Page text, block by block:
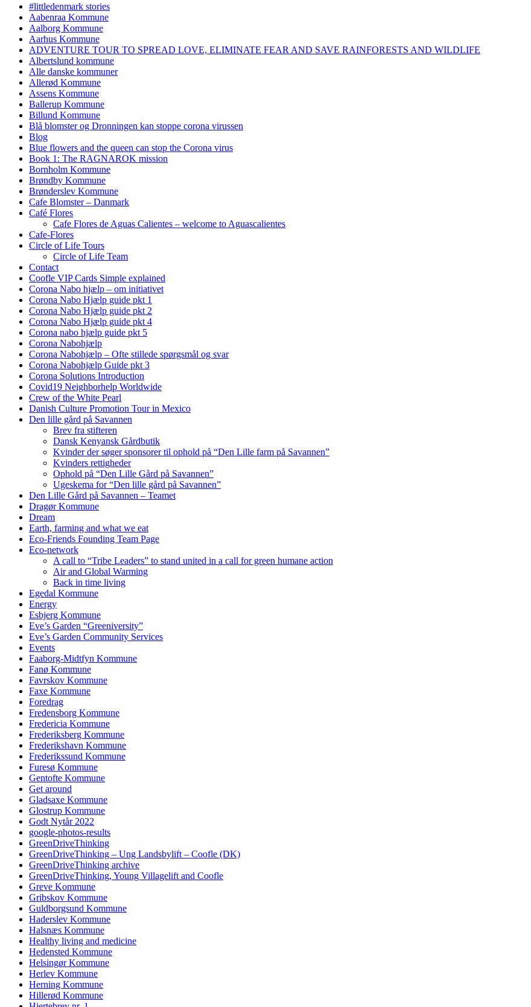
#littledenmark stories
Aabenraa Kommune
Aalborg Kommune
Aarhus Kommune
ADVENTURE TOUR TO SPREAD LOVE, ELIMINATE FEAR AND SAVE RAINFORESTS AND WILDLIFE
Albertslund kommune
Alle danske kommuner
Allerød Kommune
Assens Kommune
Ballerup Kommune
Billund Kommune
Blå blomster og Dronningen kan stoppe corona virussen
Blog
Blue flowers and the queen can stop the Corona virus
Book 1: The RAGNAROK mission
Bornholm Kommune
Brøndby Kommune
Brønderslev Kommune
Cafe Blomster – Danmark
Café Flores
Cafe Flores de Aguas Calientes – welcome to Aguascalientes
Cafe-Flores
Circle of Life Tours
Circle of Life Team
Contact
Coofle VIP Cards Simple explained
Corona Nabo hjælp – om initiativet
Corona Nabo Hjælp guide pkt 1
Corona Nabo Hjælp guide pkt 2
Corona Nabo Hjælp guide pkt 4
Corona nabo hjælp guide pkt 5
Corona Nabohjælp
Corona Nabohjælp – Ofte stillede spørgsmål og svar
Corona Nabohjælp Guide pkt 3
Corona Solutions Introduction
Covid19 Neighborhelp Worldwide
Crew of the White Pearl
Danish Culture Promotion Tour in Mexico
Den lille gård på Savannen
Brev fra stifteren
Dansk Kenyansk Gårdbutik
Kvinder der søger sponsorer til ophold på “Den Lille farm på Savannen”
Kvinders rettigheder
Ophold på “Den Lille Gård på Savannen”
Ugeskema for “Den lille gård på Savannen”
Den Lille Gård på Savannen – Teamet
Dragør Kommune
Dream
Earth, farming and what we eat
Eco-Friends Founding Team Page
Eco-network
A call to “Tribe Leaders” to stand united in a call for green humane action
Air and Global Warming
Back in time living
Egedal Kommune
Energy
Esbjerg Kommune
Eve’s Garden “Greeniversity”
Eve’s Garden Community Services
Events
Faaborg-Midtfyn Kommune
Fanø Kommune
Favrskov Kommune
Faxe Kommune
Foredrag
Fredensborg Kommune
Fredericia Kommune
Frederiksberg Kommune
Frederikshavn Kommune
Frederikssund Kommune
Furesø Kommune
Gentofte Kommune
Get around
Gladsaxe Kommune
Glostrup Kommune
Godt Nytår 2022
google-photos-results
GreenDriveThinking
GreenDriveThinking – Ung Landsbylift – Coofle (DK)
GreenDriveThinking archive
GreenDriveThinking, Young Villagelift and Coofle
Greve Kommune
Gribskov Kommune
Guldborgsund Kommune
Haderslev Kommune
Halsnæs Kommune
Healthy living and medicine
Hedensted Kommune
Helsingør Kommune
Herlev Kommune
Herning Kommune
Hillerød Kommune